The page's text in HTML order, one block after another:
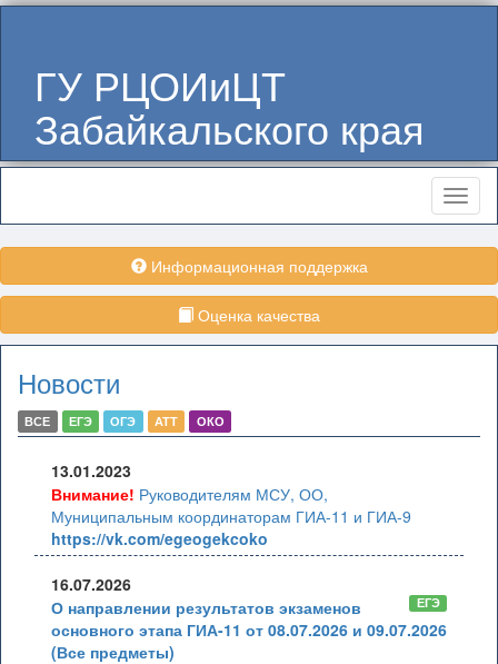
ГУ РЦОИиЦТ
Забайкальского края
Меню
Информационная поддержка
Оценка качества
Новости
ВСЕ ЕГЭ ОГЭ АТТ ОКО
13.01.2023
Внимание! Руководителям МСУ, ОО,
Муниципальным координаторам ГИА-11 и ГИА-9
https://vk.com/egeogekcoko
16.07.2026
ЕГЭ
О направлении результатов экзаменов
основного этапа ГИА-11 от 08.07.2026 и 09.07.2026
(Все предметы)